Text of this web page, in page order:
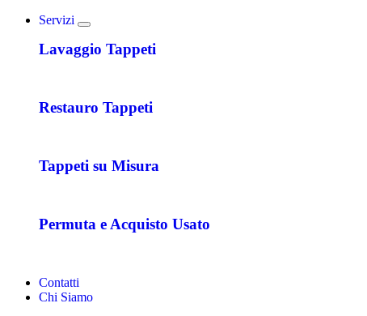
Servizi
Lavaggio Tappeti
Restauro Tappeti
Tappeti su Misura
Permuta e Acquisto Usato
Contatti
Chi Siamo